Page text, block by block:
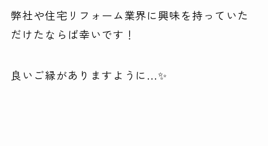
弊社や住宅リフォーム業界に興味を持っていた
だけたならば幸いです！
良いご縁がありますように…✨